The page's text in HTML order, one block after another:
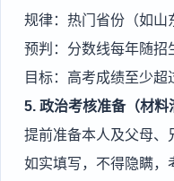
规律：热门省份（如山
预判：分数线每年随招
目标：高考成绩至少
5. 政治考核准备（材料
提前准备本人及父母、
如实填写，不得隐瞒，